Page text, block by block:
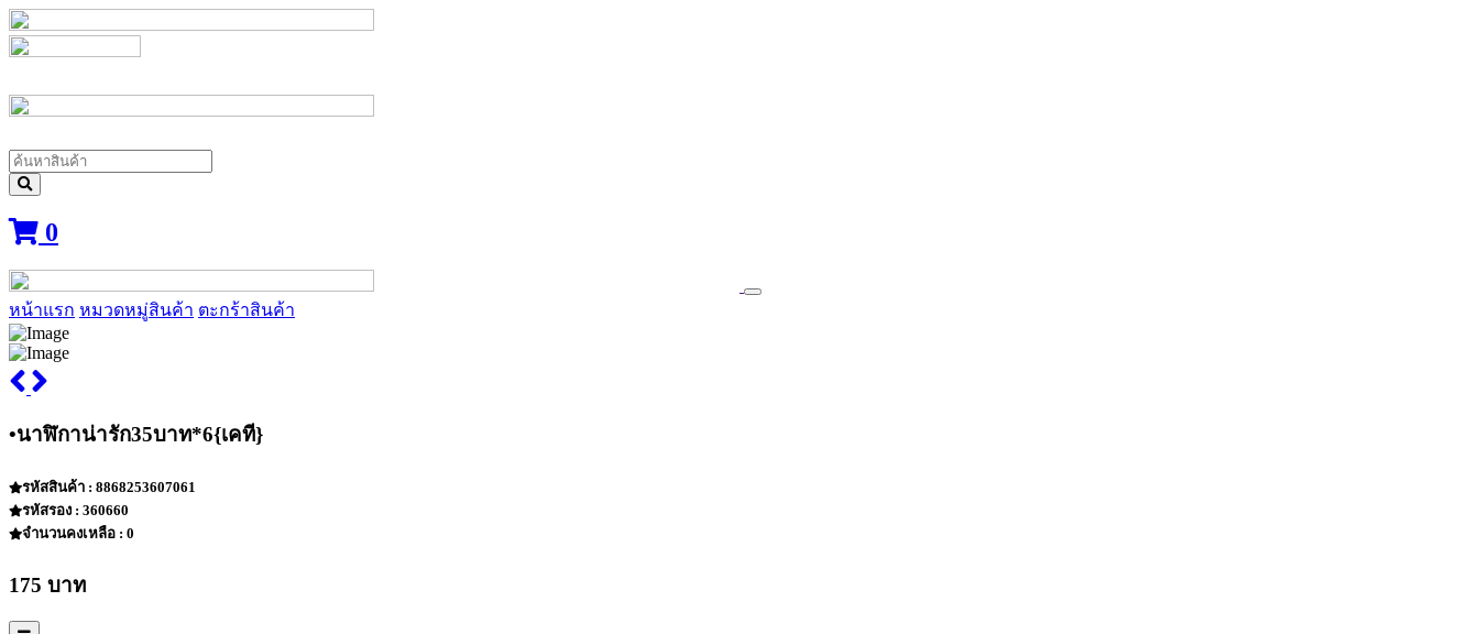
0
หน้าแรก หมวดหมู่สินค้า ตะกร้าสินค้า
•นาฬิกาน่ารัก35บาท*6{เคที}
รหัสสินค้า : 8868253607061
รหัสรอง : 360660
จำนวนคงเหลือ : 0
175 บาท